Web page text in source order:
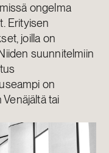
ongelma
Erityisen
joilla on
suunnitelmiin
on
tai